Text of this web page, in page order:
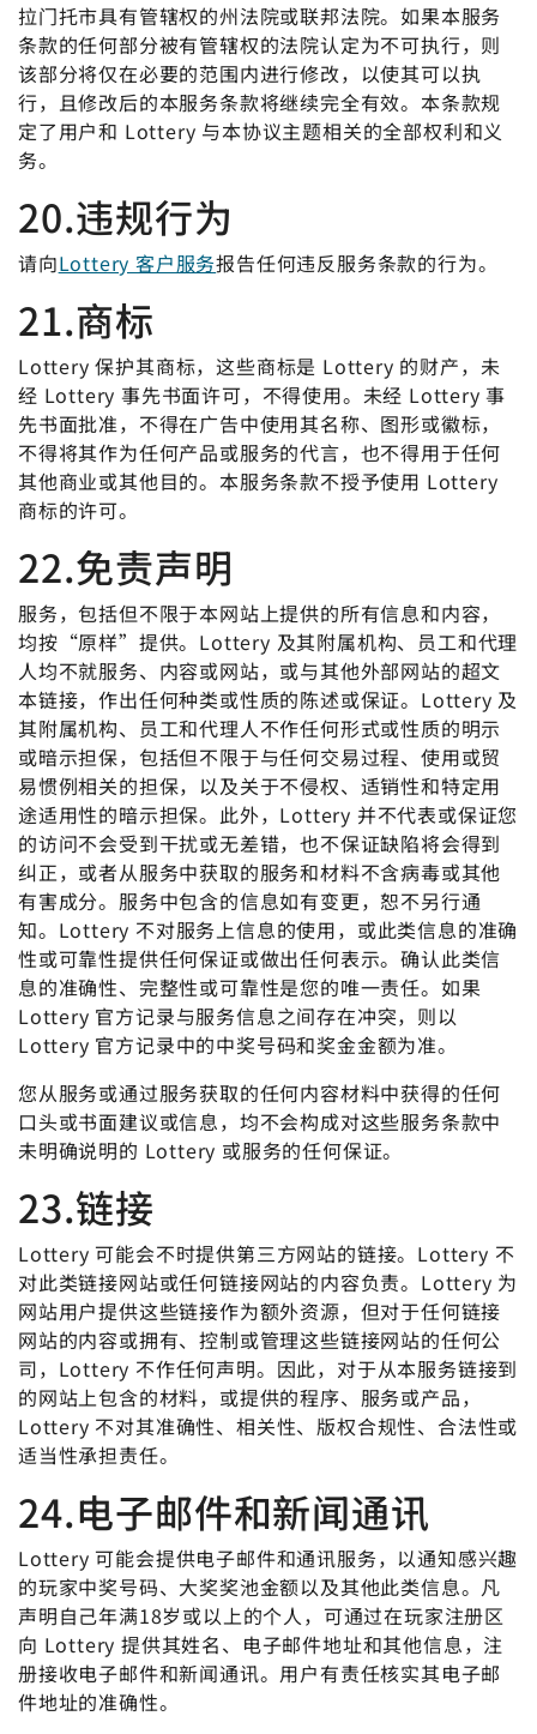
拉门托市具有管辖权的州法院或联邦法院。如果本服务
条款的任何部分被有管辖权的法院认定为不可执行，则
该部分将仅在必要的范围内进行修改，以使其可以执
行，且修改后的本服务条款将继续完全有效。本条款规
定了用户和 Lottery 与本协议主题相关的全部权利和义
务。
20.违规行为
请向Lottery 客户服务报告任何违反服务条款的行为。
21.商标
Lottery 保护其商标，这些商标是 Lottery 的财产，未
经 Lottery 事先书面许可，不得使用。未经 Lottery 事
先书面批准，不得在广告中使用其名称、图形或徽标，
不得将其作为任何产品或服务的代言，也不得用于任何
其他商业或其他目的。本服务条款不授予使用 Lottery
商标的许可。
22.免责声明
服务，包括但不限于本网站上提供的所有信息和内容，
均按“原样”提供。Lottery 及其附属机构、员工和代理
人均不就服务、内容或网站，或与其他外部网站的超文
本链接，作出任何种类或性质的陈述或保证。Lottery 及
其附属机构、员工和代理人不作任何形式或性质的明示
或暗示担保，包括但不限于与任何交易过程、使用或贸
易惯例相关的担保，以及关于不侵权、适销性和特定用
途适用性的暗示担保。此外，Lottery 并不代表或保证您
的访问不会受到干扰或无差错，也不保证缺陷将会得到
纠正，或者从服务中获取的服务和材料不含病毒或其他
有害成分。服务中包含的信息如有变更，恕不另行通
知。Lottery 不对服务上信息的使用，或此类信息的准确
性或可靠性提供任何保证或做出任何表示。确认此类信
息的准确性、完整性或可靠性是您的唯一责任。如果
Lottery 官方记录与服务信息之间存在冲突，则以
Lottery 官方记录中的中奖号码和奖金金额为准。
您从服务或通过服务获取的任何内容材料中获得的任何
口头或书面建议或信息，均不会构成对这些服务条款中
未明确说明的 Lottery 或服务的任何保证。
23.链接
Lottery 可能会不时提供第三方网站的链接。Lottery 不
对此类链接网站或任何链接网站的内容负责。Lottery 为
网站用户提供这些链接作为额外资源，但对于任何链接
网站的内容或拥有、控制或管理这些链接网站的任何公
司，Lottery 不作任何声明。因此，对于从本服务链接到
的网站上包含的材料，或提供的程序、服务或产品，
Lottery 不对其准确性、相关性、版权合规性、合法性或
适当性承担责任。
24.电子邮件和新闻通讯
Lottery 可能会提供电子邮件和通讯服务，以通知感兴趣
的玩家中奖号码、大奖奖池金额以及其他此类信息。凡
声明自己年满18岁或以上的个人，可通过在玩家注册区
向 Lottery 提供其姓名、电子邮件地址和其他信息，注
册接收电子邮件和新闻通讯。用户有责任核实其电子邮
件地址的准确性。